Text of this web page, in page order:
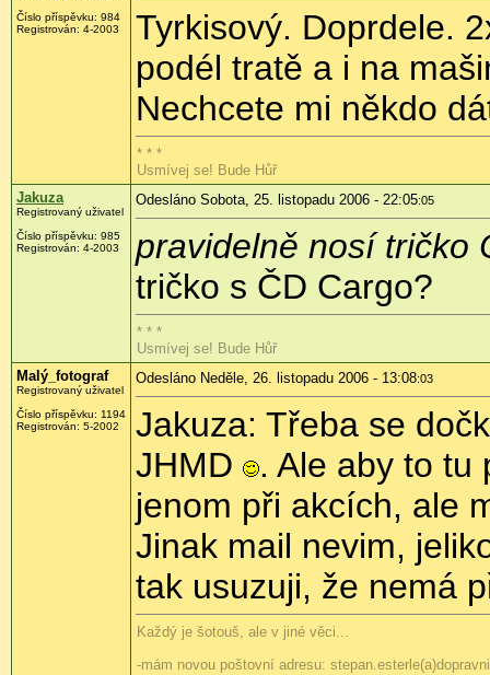
Číslo příspěvku: 984
Registrován: 4-2003
Tyrkisový. Doprdele.
podél tratě a i na
Nechcete mi někdo
* * *
Usmívej se! Bude Hůř
Jakuza
Registrovaný uživatel
Číslo příspěvku: 985
Registrován: 4-2003
Odesláno Sobota, 25. listopadu 2006 - 22:05:05
pravidelně nosí tričko
tričko s ČD Cargo?
* * *
Usmívej se! Bude Hůř
Malý_fotograf
Registrovaný uživatel
Číslo příspěvku: 1194
Registrován: 5-2002
Odesláno Neděle, 26. listopadu 2006 - 13:08:03
Jakuza: Třeba se
JHMD
. Ale aby to tu
jenom při akcích, ale
Jinak mail nevim,
tak usuzuji, že nemá
Každý je šotouš, ale v jiné věci...
-mám novou poštovní adresu: